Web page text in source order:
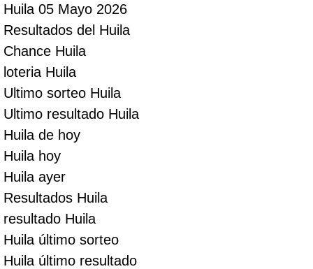
Huila 05 Mayo 2026
Resultados del Huila
Chance Huila
loteria Huila
Ultimo sorteo Huila
Ultimo resultado Huila
Huila de hoy
Huila hoy
Huila ayer
Resultados Huila
resultado Huila
Huila último sorteo
Huila último resultado